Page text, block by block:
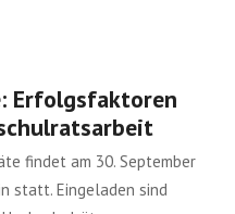
Erfolgsfaktoren
findet am 30. September
statt. Eingeladen sind